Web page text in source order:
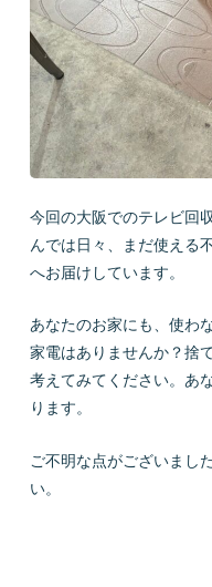
今回の大阪でのテレビ回
んでは日々、まだ使える
へお届けしています。
あなたのお家にも、使わ
家電はありませんか？捨
考えてみてください。あ
ります。
ご不明な点がございまし
い。